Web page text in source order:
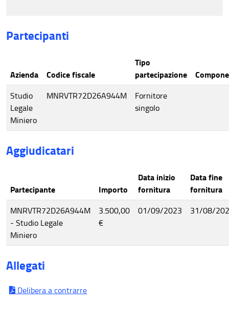
Partecipanti
Azienda Codice fiscale
Tipo
partecipazione
Studio
Legale
Miniero
MNRVTR72D26A944M
Fornitore
singolo
Aggiudicatari
Partecipante Importo
Data inizio
fornitura
Data fine
fornitura
MNRVTR72D26A944M
- Studio Legale
Miniero
3.500,00
€
01/09/2023 31/08/
Allegati
Delibera a contrarre